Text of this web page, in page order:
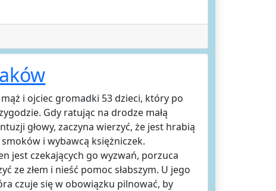
i ojciec gromadki 53 dzieci, który po
Gdy ratując na drodze małą
głowy, zaczyna wierzyć, że jest hrabią
i wybawcą księżniczek.
jest czekających go wyzwań, porzuca
ze złem i nieść pomoc słabszym. U jego
czuje się w obowiązku pilnować, by